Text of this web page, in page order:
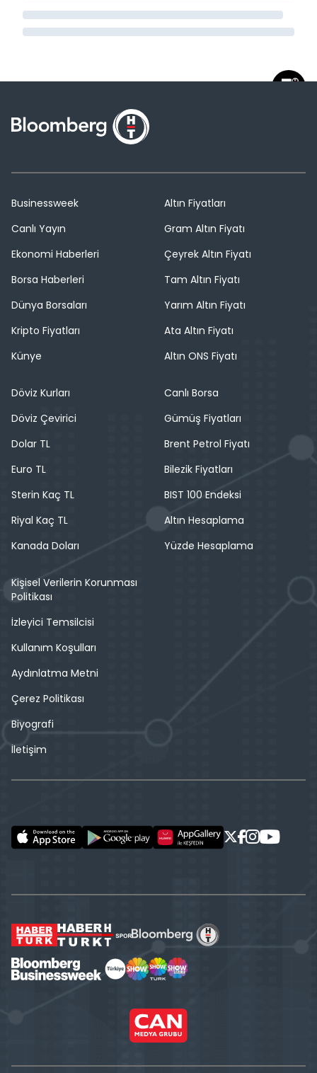
Businessweek
Canlı Yayın
Ekonomi Haberleri
Borsa Haberleri
Dünya Borsaları
Kripto Fiyatları
Künye
Altın Fiyatları
Gram Altın Fiyatı
Çeyrek Altın Fiyatı
Tam Altın Fiyatı
Yarım Altın Fiyatı
Ata Altın Fiyatı
Altın ONS Fiyatı
Döviz Kurları
Döviz Çevirici
Dolar TL
Euro TL
Sterin Kaç TL
Riyal Kaç TL
Kanada Doları
Canlı Borsa
Gümüş Fiyatları
Brent Petrol Fiyatı
Bilezik Fiyatları
BIST 100 Endeksi
Altın Hesaplama
Yüzde Hesaplama
Kişisel Verilerin Korunması
Politikası
İzleyici Temsilcisi
Kullanım Koşulları
Aydınlatma Metni
Çerez Politikası
Biyografi
İletişim